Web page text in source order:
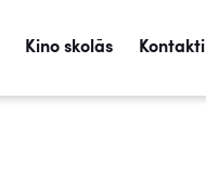
Kino skolās Kontakti